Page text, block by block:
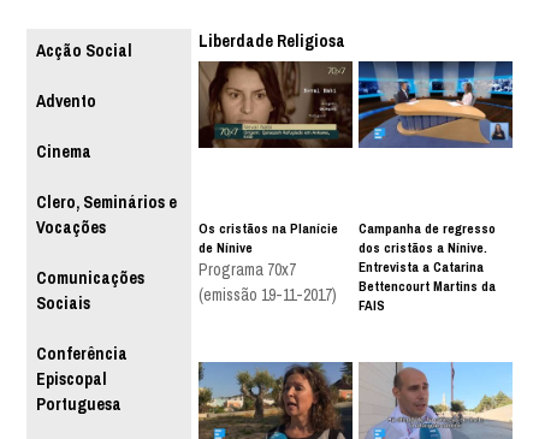
Acção Social
Advento
Cinema
Clero, Seminários e
Vocações
Comunicações
Sociais
Conferência
Episcopal
Portuguesa
Liberdade Religiosa
Os cristãos na Planície
de Nínive
Programa 70x7
(emissão 19-11-2017)
Campanha de regresso
dos cristãos a Nínive.
Entrevista a Catarina
Bettencourt Martins da
FAIS